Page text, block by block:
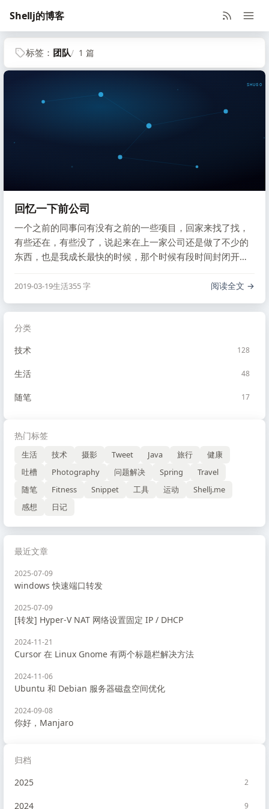
Shellj的博客
分类
技术
128
生活 48
随笔 17
热门标签
生活 技术 摄影 Tweet Java 旅行
健康
吐槽
Photography 问题解决 Spring
Travel
随笔
Fitness Snippet 工具 运动
Shellj.me
感想
日记
标签： 团队 1 篇
SHUGO
回忆一下前公司
一个之前的同事问有没有之前的一些项目，回家来找了找，
有些还在，有些没了，说起来在上一家公司还是做了不少的
东西，也是我成长最快的时候，那个时候有段时间封闭开
的服务给做了起来，后来的很多东西都是第一次尝试，学习
2019-03-19生活355 字 阅读全文
最近文章
2025-07-09
windows 快速端口转发
2025-07-09
[转发] Hyper-V NAT 网络设置固定 IP / DHCP
2024-11-21
Cursor 在 Linux Gnome 有两个标题栏解决方法
2024-11-06
Ubuntu 和 Debian 服务器磁盘空间优化
2024-09-08
你好，Manjaro
归档
2025
2
2024 9